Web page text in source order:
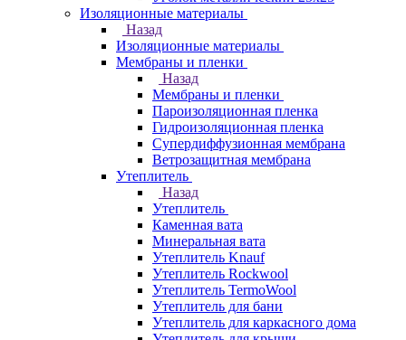
Изоляционные материалы
Назад
Изоляционные материалы
Мембраны и пленки
Назад
Мембраны и пленки
Пароизоляционная пленка
Гидроизоляционная пленка
Супердиффузионная мембрана
Ветрозащитная мембрана
Утеплитель
Назад
Утеплитель
Каменная вата
Минеральная вата
Утеплитель Knauf
Утеплитель Rockwool
Утеплитель TermoWool
Утеплитель для бани
Утеплитель для каркасного дома